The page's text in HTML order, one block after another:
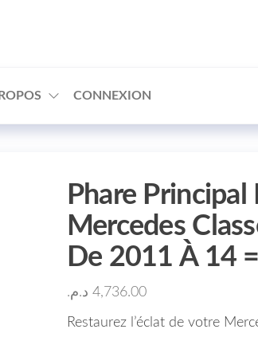
CONNEXION
Phare
Mercedes
De 2011 À 14
4,736.00 د.م.
Restaurez l’éclat de votre